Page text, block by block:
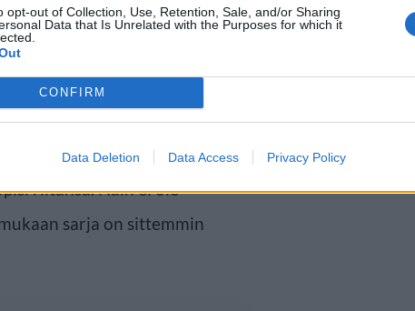
opt-out of Collection, Use, Retention, Sale, and/or Sharing
Data that Is Unrelated with the Purposes for which it
CONFIRM
Data Deletion Data Access Privacy Policy
kasvoihin. Tomlinson sai
sairaalahoitoon.
aivotärähdyksestä. Fyysinen
läsnäollessa. Netflixin
riitansa. Näin ei ole
sarja on sittemmin